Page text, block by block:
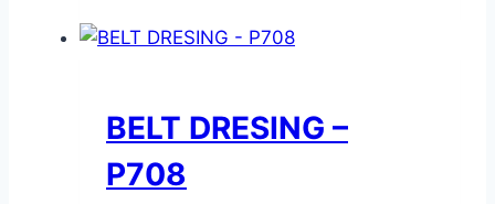
BELT DRESING –
P708